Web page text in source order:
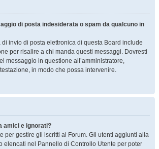
di posta indesiderata o spam da qualcuno in
invio di posta elettronica di questa Board include
per risalire a chi manda questi messaggi. Dovresti
messaggio in questione all’amministratore,
in modo che possa intervenire.
amici e ignorati?
per gestire gli iscritti al Forum. Gli utenti aggiunti alla
elencati nel Pannello di Controllo Utente per poter